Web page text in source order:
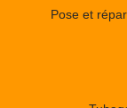
Pose et